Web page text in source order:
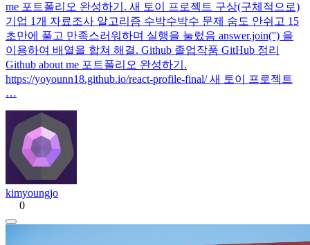
me 포트폴리오 완성하기. 새 토이 프로젝트 구상(구체적으로)
기업 1개 자료조사 알고리즘 수박수박수 문제 숨도 안쉬고 15
초만에 풀고 만족스러워하며 실행을 눌렀음 answer.join('') 을
이용하여 배열을 합쳐 해결. Github 졸업작품 GitHub 정리
Github about me 포트폴리오 완성하기.
https://yoyounn18.github.io/react-profile-final/ 새 토이 프로젝트
…
kimyoungjo
0